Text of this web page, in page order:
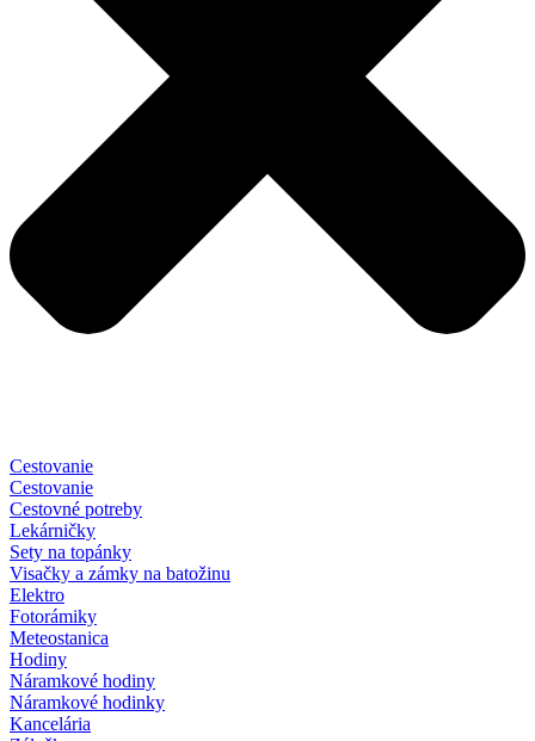
Cestovanie
Cestovanie
Cestovné potreby
Lekárničky
Sety na topánky
Visačky a zámky na batožinu
Elektro
Fotorámiky
Meteostanica
Hodiny
Náramkové hodiny
Náramkové hodinky
Kancelária